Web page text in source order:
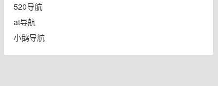
520导航
at导航
小鹅导航